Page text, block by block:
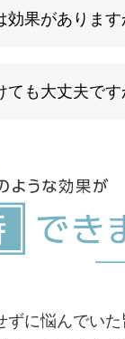
効果があります
ても大丈夫です
ずに悩んでい